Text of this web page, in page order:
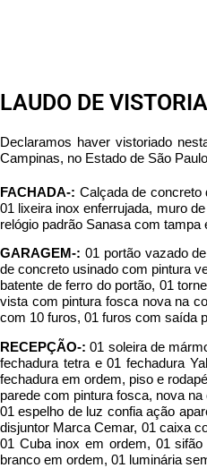
LAUDO DE VISTORIA
Declaramos haver vistoriado
Campinas, no Estado de São
FACHADA-: Calçada de concreto
01 lixeira inox enferrujada, muro
relógio padrão Sanasa com
GARAGEM-: 01 portão vazado
de concreto usinado com pintura
batente de ferro do portão, 01
vista com pintura fosca nova na
com 10 furos, 01 furos com saída
RECEPÇÃO-: 01 soleira de
fechadura tetra e 01 fechadura
fechadura em ordem, piso e
parede com pintura fosca, nova
01 espelho de luz confia ação
disjuntor Marca Cemar, 01 caixa
01 Cuba inox em ordem, 01
branco em ordem, 01 luminária